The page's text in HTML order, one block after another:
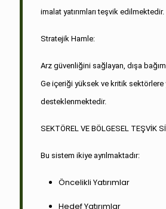
imalat yatırımları teşvik edilmektedir.
Stratejik Hamle:
Arz güvenliğini sağlayan, dışa
Ge içeriği yüksek ve kritik sektörlere
desteklenmektedir.
SEKTÖREL VE BÖLGESEL TEŞVİK
Bu sistem ikiye ayrılmaktadır:
Öncelikli Yatırımlar
Hedef Yatırımlar